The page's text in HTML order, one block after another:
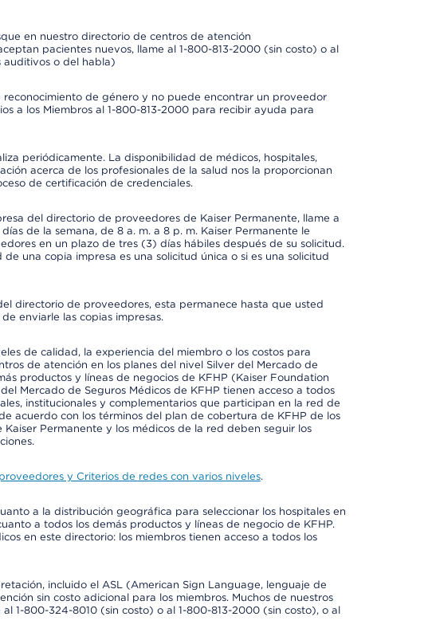
en nuestro directorio de centros de atención
pacientes nuevos, llame al 1-800-813-2000 (sin costo) o al
auditivos o del habla)
de género y no puede encontrar un proveedor
a los Miembros al 1-800-813-2000 para recibir ayuda para
periódicamente. La disponibilidad de médicos, hospitales,
acerca de los profesionales de la salud nos la proporcionan
de certificación de credenciales.
del directorio de proveedores de Kaiser Permanente, llame a
de la semana, de 8 a. m. a 8 p. m. Kaiser Permanente le
en un plazo de tres (3) días hábiles después de su solicitud.
una copia impresa es una solicitud única o si es una solicitud
directorio de proveedores, esta permanece hasta que usted
enviarle las copias impresas.
de calidad, la experiencia del miembro o los costos para
de atención en los planes del nivel Silver del Mercado de
productos y líneas de negocios de KFHP (Kaiser Foundation
Mercado de Seguros Médicos de KFHP tienen acceso a todos
institucionales y complementarios que participan en la red de
acuerdo con los términos del plan de cobertura de KFHP de los
Permanente y los médicos de la red deben seguir los
y Criterios de redes con varios niveles.
a la distribución geográfica para seleccionar los hospitales en
a todos los demás productos y líneas de negocio de KFHP.
en este directorio: los miembros tienen acceso a todos los
incluido el ASL (American Sign Language, lenguaje de
sin costo adicional para los miembros. Muchos de nuestros
1-800-324-8010 (sin costo) o al 1-800-813-2000 (sin costo), o al